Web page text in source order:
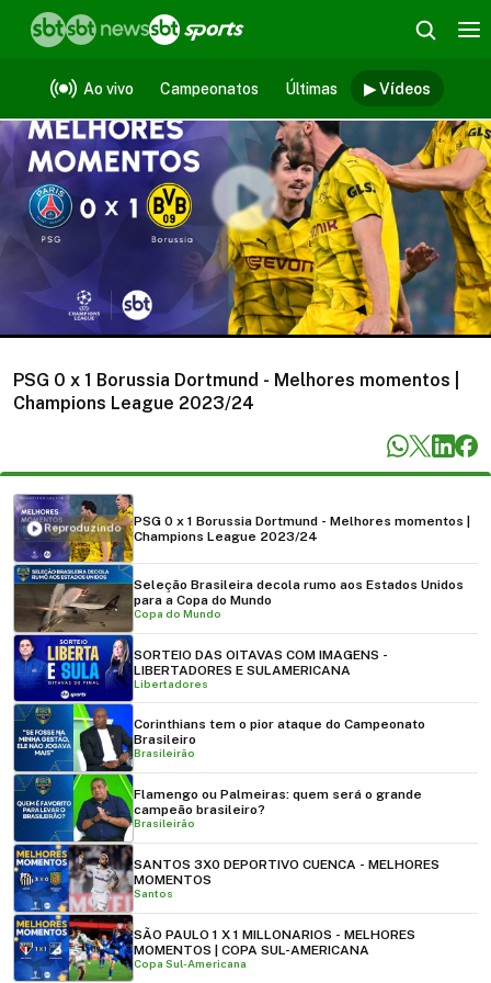
Ao vivo Campeonatos Últimas ▶ Vídeos
Vídeos
PSG 0 x 1 Borussia Dortmund - Melhores momentos |
Champions League 2023/24
Reproduzindo
PSG 0 x 1 Borussia Dortmund - Melhores momentos |
Champions League 2023/24
Seleção Brasileira decola rumo aos Estados Unidos
para a Copa do Mundo
Copa do Mundo
SORTEIO DAS OITAVAS COM IMAGENS -
LIBERTADORES E SULAMERICANA
Libertadores
Corinthians tem o pior ataque do Campeonato
Brasileiro
Brasileirão
Flamengo ou Palmeiras: quem será o grande
campeão brasileiro?
Brasileirão
SANTOS 3X0 DEPORTIVO CUENCA - MELHORES
MOMENTOS
Santos
SÃO PAULO 1 X 1 MILLONARIOS - MELHORES
MOMENTOS | COPA SUL-AMERICANA
Copa Sul-Americana